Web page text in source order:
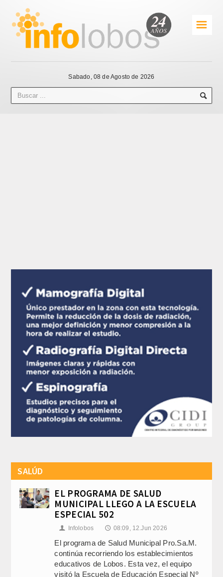
☰
Sabado, 08 de Agosto de 2026
SALÚD
EL PROGRAMA DE SALUD
MUNICIPAL LLEGO A LA ESCUELA
ESPECIAL 502
👤 Infolobos 🕔 08:09, 12.Jun 2026
El programa de Salud Municipal Pro.Sa.M.
continúa recorriendo los establecimientos
educativos de Lobos. Esta vez, el equipo
visitó la Escuela de Educación Especial Nº